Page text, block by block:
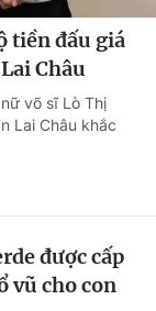
tiền đấu giá
Châu
võ sĩ Lò Thị
Lai Châu khắc
được cấp
vũ cho con